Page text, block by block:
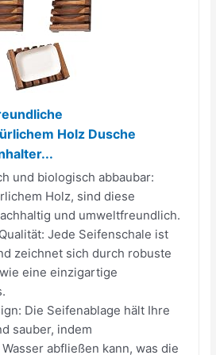
Holz Dusche
und biologisch abbaubar:
Holz, sind diese
und umweltfreundlich.
Jede Seifenschale ist
zeichnet sich durch robuste
eine einzigartige
Die Seifenablage hält Ihre
sauber, indem
abfließen kann, was die